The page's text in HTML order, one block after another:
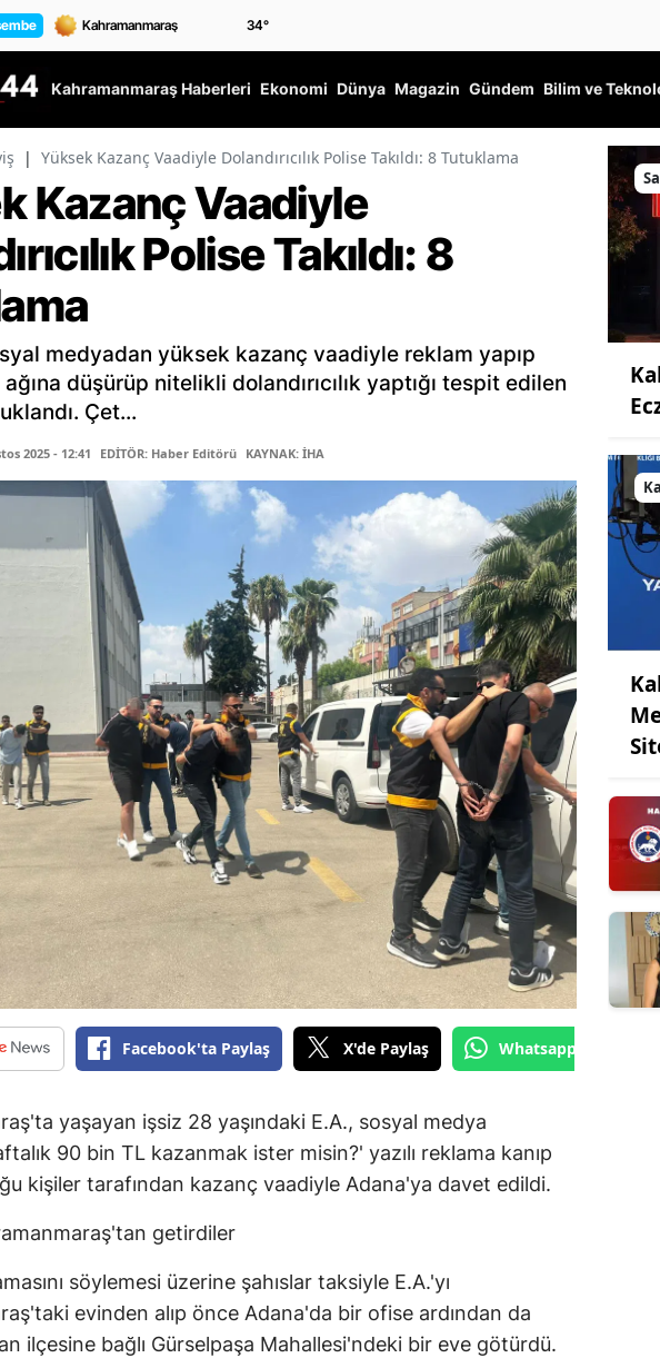
34°
Kahramanmaraş Haberleri Ekonomi Dünya Magazin Gündem Bilim ve
| Yüksek Kazanç Vaadiyle Dolandırıcılık Polise Takıldı: 8 Tutuklama
Kazanç Vaadiyle
Polise Takıldı: 8
medyadan yüksek kazanç vaadiyle reklam yapıp
düşürüp nitelikli dolandırıcılık yaptığı tespit edilen
Çet...
2025 - 12:41 EDİTÖR: Haber Editörü KAYNAK: İHA
Facebook'ta Paylaş X'de Paylaş Whatsapp'tan
yaşayan işsiz 28 yaşındaki E.A., sosyal medya
90 bin TL kazanmak ister misin?' yazılı reklama kanıp
kişiler tarafından kazanç vaadiyle Adana'ya davet edildi.
getirdiler
söylemesi üzerine şahıslar taksiyle E.A.'yı
evinden alıp önce Adana'da bir ofise ardından da
ilçesine bağlı Gürselpaşa Mahallesi'ndeki bir eve götürdü.